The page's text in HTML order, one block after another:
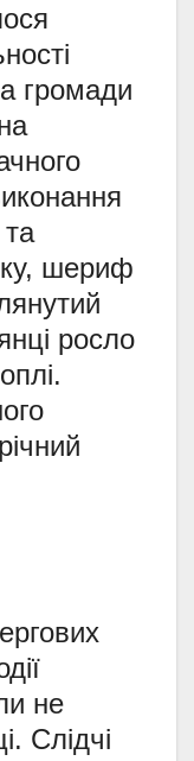
громади
шериф
росло
не
Слідчі